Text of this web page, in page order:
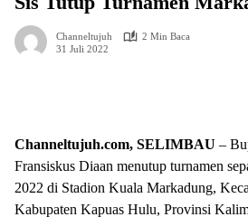
Channeltujuh
2 Min Baca
31 Juli 2022
Channeltujuh.com, SELIMBAU –
Fransiskus Diaan menutup turnamen
2022 di Stadion Kuala Markadung,
Kabupaten Kapuas Hulu, Provinsi